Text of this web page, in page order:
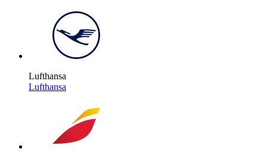
Lufthansa
Lufthansa